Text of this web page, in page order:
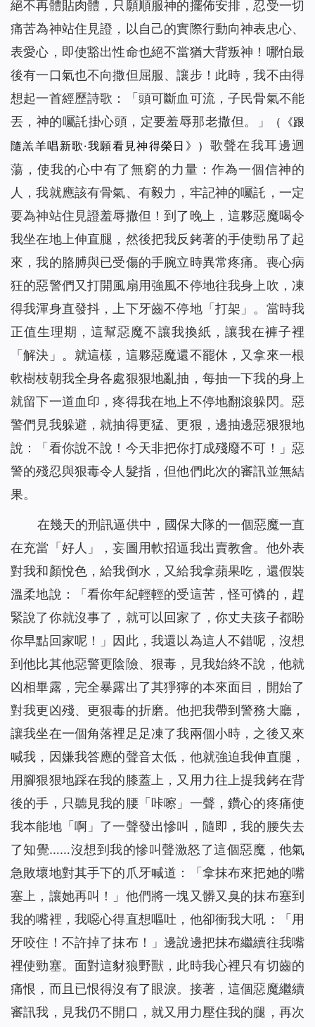
絕不再體貼肉體，只願順服神的擺佈安排，忍受一切
痛苦為神站住見證，以自己的實際行動向神表忠心、
表愛心，即使豁出性命也絕不當猶大背叛神！哪怕最
後有一口氣也不向撒但屈服、讓步！此時，我不由得
想起一首經歷詩歌：「頭可斷血可流，子民骨氣不能
丟，神的囑託掛心頭，定要羞辱那老撒但。」
（《跟
隨羔羊唱新歌·我願看見神得榮日》） 歌聲在我耳邊迴
蕩，使我的心中有了無窮的力量：作為一個信神的
人，我就應該有骨氣、有毅力，牢記神的囑託，一定
要為神站住見證羞辱撒但！到了晚上，這夥惡魔喝令
我坐在地上伸直腿，然後把我反銬著的手使勁吊了起
來，我的胳膊與已受傷的手腕立時異常疼痛。喪心病
狂的惡警們又打開風扇用強風不停地往我身上吹，凍
得我渾身直發抖，上下牙齒不停地「打架」。當時我
正值生理期，這幫惡魔不讓我換紙，讓我在褲子裡
「解決」。就這樣，這夥惡魔還不罷休，又拿來一根
軟樹枝朝我全身各處狠狠地亂抽，每抽一下我的身上
就留下一道血印，疼得我在地上不停地翻滾躲閃。惡
警們見我躲避，就抽得更猛、更狠，邊抽邊惡狠狠地
說：「看你說不說！今天非把你打成殘廢不可！」惡
警的殘忍與狠毒令人髮指，但他們此次的審訊並無結
果。
在幾天的刑訊逼供中，國保大隊的一個惡魔一直
在充當「好人」，妄圖用軟招逼我出賣教會。他外表
對我和顏悅色，給我倒水，又給我拿蘋果吃，還假裝
溫柔地說：「看你年紀輕輕的受這苦，怪可憐的，趕
緊說了你就沒事了，就可以回家了，你丈夫孩子都盼
你早點回家呢！」因此，我還以為這人不錯呢，沒想
到他比其他惡警更陰險、狠毒，見我始終不說，他就
凶相畢露，完全暴露出了其猙獰的本來面目，開始了
對我更凶殘、更狠毒的折磨。他把我帶到警務大廳，
讓我坐在一個角落裡足足凍了我兩個小時，之後又來
喊我，因嫌我答應的聲音太低，他就強迫我伸直腿，
用腳狠狠地踩在我的膝蓋上，又用力往上提我銬在背
後的手，只聽見我的腰「咔嚓」一聲，鑽心的疼痛使
我本能地「啊」了一聲發出慘叫，隨即，我的腰失去
了知覺……沒想到我的慘叫聲激怒了這個惡魔，他氣
急敗壞地對其手下的爪牙喊道：「拿抹布來把她的嘴
塞上，讓她再叫！」他們將一塊又髒又臭的抹布塞到
我的嘴裡，我噁心得直想嘔吐，他卻衝我大吼：「用
牙咬住！不許掉了抹布！」邊說邊把抹布繼續往我嘴
裡使勁塞。面對這豺狼野獸，此時我心裡只有切齒的
痛恨，而且已恨得沒有了眼淚。接著，這個惡魔繼續
審訊我，見我仍不開口，就又用力壓住我的腿，再次